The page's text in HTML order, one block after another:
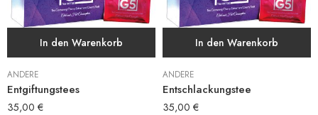
In den Warenkorb
ANDERE
Entgiftungstees
35,00 €
In den Warenkorb
ANDERE
Entschlackungstee
35,00 €